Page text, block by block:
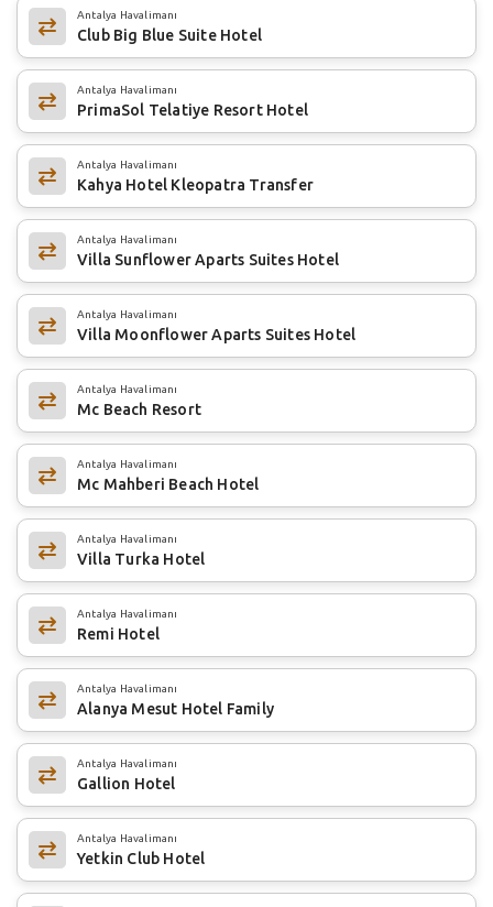
Antalya Havalimanı
Club Big Blue Suite Hotel
Antalya Havalimanı
PrimaSol Telatiye Resort Hotel
Antalya Havalimanı
Kahya Hotel Kleopatra Transfer
Antalya Havalimanı
Villa Sunflower Aparts Suites Hotel
Antalya Havalimanı
Villa Moonflower Aparts Suites Hotel
Antalya Havalimanı
Mc Beach Resort
Antalya Havalimanı
Mc Mahberi Beach Hotel
Antalya Havalimanı
Villa Turka Hotel
Antalya Havalimanı
Remi Hotel
Antalya Havalimanı
Alanya Mesut Hotel Family
Antalya Havalimanı
Gallion Hotel
Antalya Havalimanı
Yetkin Club Hotel